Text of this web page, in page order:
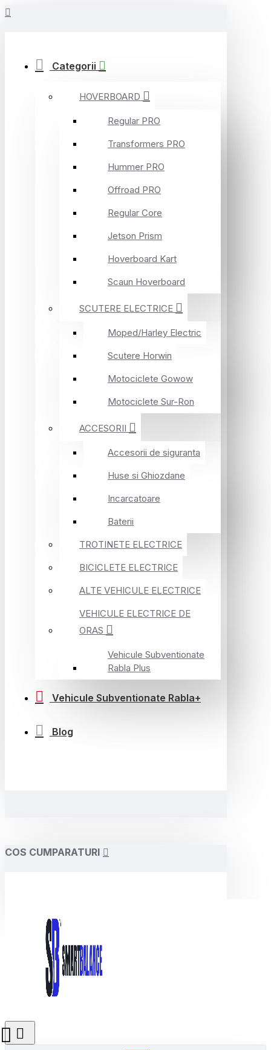
Categorii
HOVERBOARD
Regular PRO
Transformers PRO
Hummer PRO
Offroad PRO
Regular Core
Jetson Prism
Hoverboard Kart
Scaun Hoverboard
SCUTERE ELECTRICE
Moped/Harley Electric
Scutere Horwin
Motociclete Gowow
Motociclete Sur-Ron
ACCESORII
Accesorii de siguranta
Huse si Ghiozdane
Incarcatoare
Baterii
TROTINETE ELECTRICE
BICICLETE ELECTRICE
ALTE VEHICULE ELECTRICE
VEHICULE ELECTRICE DE
ORAS
Vehicule Subventionate
Rabla Plus
Vehicule Subventionate Rabla+
Blog
COS CUMPARATURI